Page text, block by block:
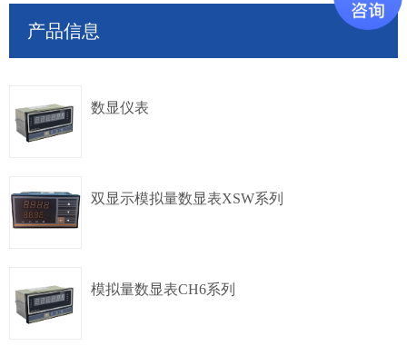
产品信息
数显仪表
4-20mA 单圈绝对值
双显示模拟量数显表XSW系列
4-20mA 多圈绝对值
模拟量数显表CH6系列